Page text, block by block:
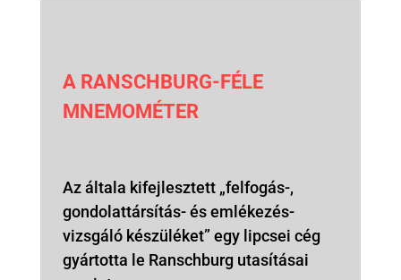
A RANSCHBURG-FÉLE
MNEMOMÉTER
Az általa kifejlesztett „felfogás-,
gondolattársítás- és emlékezés-
vizsgáló készüléket” egy lipcsei cég
gyártotta le Ranschburg utasításai